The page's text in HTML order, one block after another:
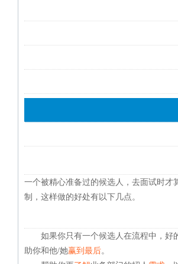
一个被精心准备过的候选人，去面试时才
制，这样做的好处有以下几点。
如果你只有一个候选人在流程中，好
助你和他/她赢到最后。